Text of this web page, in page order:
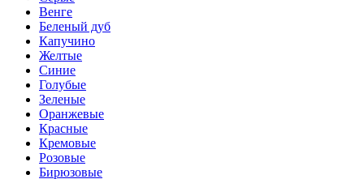
Венге
Беленый дуб
Капучино
Желтые
Синие
Голубые
Зеленые
Оранжевые
Красные
Кремовые
Розовые
Бирюзовые